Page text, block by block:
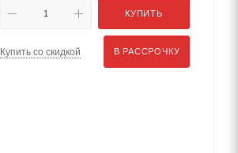
КУПИТЬ
Купить со скидкой В РАССРОЧКУ